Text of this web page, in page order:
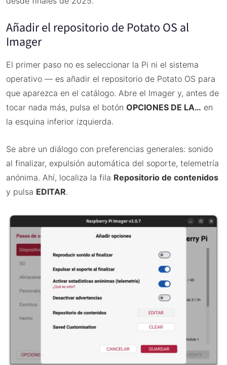
Añadir el repositorio de Potato OS al
Imager
El primer paso no es seleccionar la Pi ni el sistema
operativo — es añadir el repositorio de Potato OS para
que aparezca en el catálogo. Abre el Imager y, antes de
tocar nada más, pulsa el botón OPCIONES DE LA… en
la esquina inferior izquierda.
Se abre un diálogo con preferencias generales: sonido
al finalizar, expulsión automática del soporte, telemetría
anónima. Ahí, localiza la fila Repositorio de contenidos
y pulsa EDITAR.